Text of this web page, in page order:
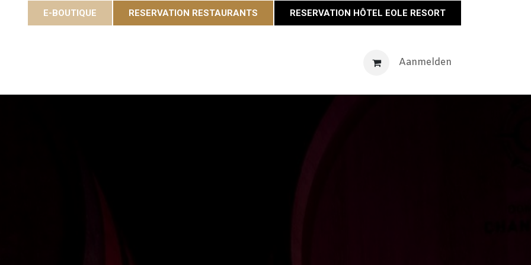
E-BOUTIQUE RESERVATION RESTAURANTS RESERVATION HÔTEL EOLE RESORT
Maison Éole Neem contact op met
Aanmelden